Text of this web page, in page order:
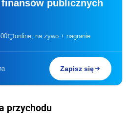
publicznych
online, na żywo + nagranie
Zapisz się
przychodu